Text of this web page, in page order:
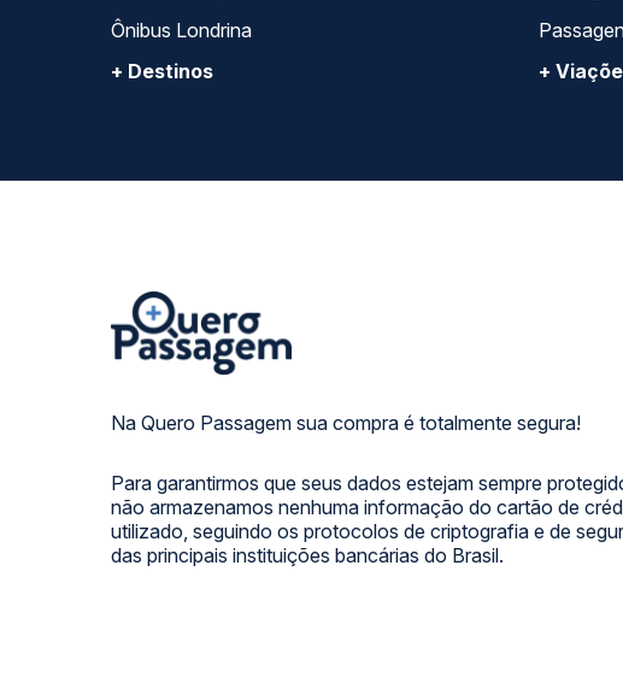
Ônibus Londrina
+ Destinos
+
Na Quero Passagem sua compra é totalmente segura!
Para garantirmos que seus dados estejam sempre
não armazenamos nenhuma informação do cartão de
utilizado, seguindo os protocolos de criptografia e de
das principais instituições bancárias do Brasil.